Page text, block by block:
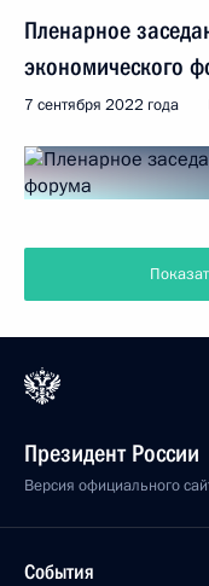
Пленарное
экономического
7 сентября 2022 года
Президент России
Версия официального
События